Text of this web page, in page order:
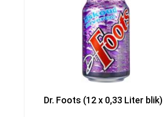
Dr. Foots (12 x 0,33 Liter blik)